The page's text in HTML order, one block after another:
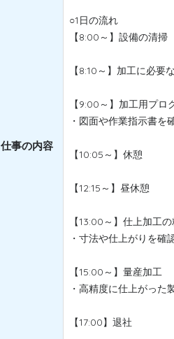
仕事の内容
○1日の流れ
【8:00～】設備の清掃
【8:10～】加工に必要
【9:00～】加工用プロ
・図面や作業指示書を
【10:05～】休憩
【12:15～】昼休憩
【13:00～】仕上加工
・寸法や仕上がりを確
【15:00～】量産加工
・高精度に仕上がった
【17:00】退社